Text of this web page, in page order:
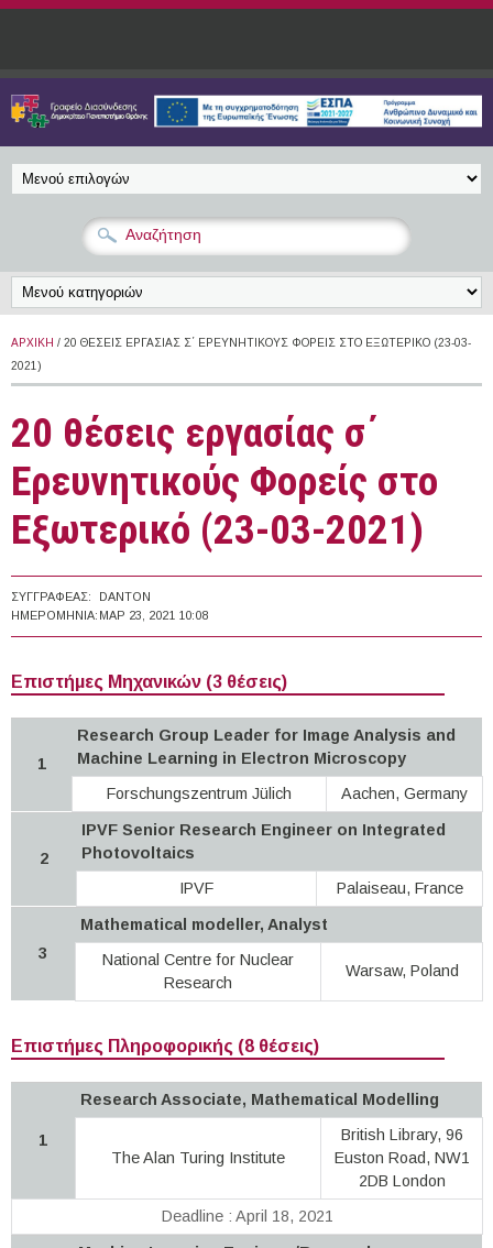
Παράκαμψη προς το κυρίως περιεχόμενο
ΑΡΧΙΚΉ / 20 ΘΈΣΕΙΣ ΕΡΓΑΣΊΑΣ Σ΄ ΕΡΕΥΝΗΤΙΚΟΎΣ ΦΟΡΕΊΣ ΣΤΟ ΕΞΩΤΕΡΙΚΌ (23-03-
2021)
20 θέσεις εργασίας σ΄
Ερευνητικούς Φορείς στο
Εξωτερικό (23-03-2021)
ΣΥΓΓΡΑΦΈΑΣ:
DANTON
ΗΜΕΡΟΜΗΝΊΑ: ΜΑΡ 23, 2021 10:08
Επιστήμες Μηχανικών (3 θέσεις)
1
Research Group Leader for Image Analysis and
Machine Learning in Electron Microscopy
Forschungszentrum Jülich
Aachen, Germany
2
IPVF Senior Research Engineer on Integrated
Photovoltaics
IPVF
Palaiseau, France
3
Mathematical modeller, Analyst
National Centre for Nuclear
Research
Warsaw, Poland
Επιστήμες Πληροφορικής (8 θέσεις)
1
Research Associate, Mathematical Modelling
The Alan Turing Institute
British Library, 96
Euston Road, NW1
2DB London
Deadline : April 18, 2021